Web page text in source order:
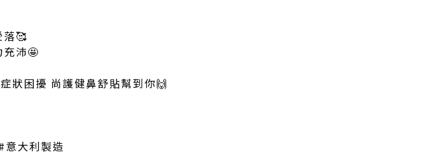
落🥰
沛🤩
狀困擾 尚護健鼻舒貼幫到你🙌
大利製造